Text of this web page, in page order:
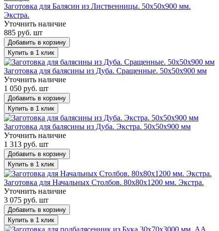
Заготовка для Балясин из Лиственницы. 50х50х900 мм.
Экстра.
Уточнить наличие
885 руб. шт
Добавить в корзину
Купить в 1 клик
Заготовка для балясины из Дуба. Сращенные. 50x50x900 мм
Уточнить наличие
1 050 руб. шт
Добавить в корзину
Купить в 1 клик
Заготовка для балясины из Дуба. Экстра. 50х50х900 мм
Уточнить наличие
1 313 руб. шт
Добавить в корзину
Купить в 1 клик
Заготовка для Начальных Столбов. 80х80х1200 мм. Экстра.
Уточнить наличие
3 075 руб. шт
Добавить в корзину
Купить в 1 клик